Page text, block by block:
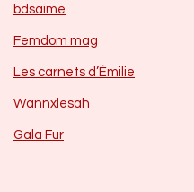
bdsaime
Femdom mag
Les carnets d’Émilie
Wannxlesah
Gala Fur